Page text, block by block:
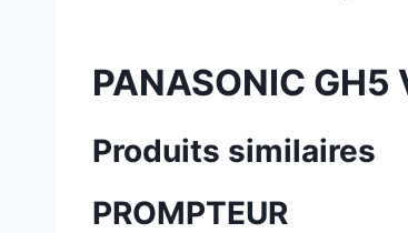
PANASONIC GH5
Produits similaires
PROMPTEUR